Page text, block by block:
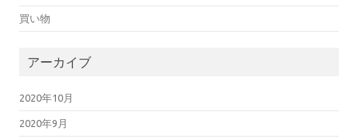
買い物
アーカイブ
2020年10月
2020年9月